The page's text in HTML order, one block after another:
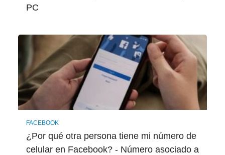
PC
FACEBOOK
¿Por qué otra persona tiene mi número de
celular en Facebook? - Número asociado a